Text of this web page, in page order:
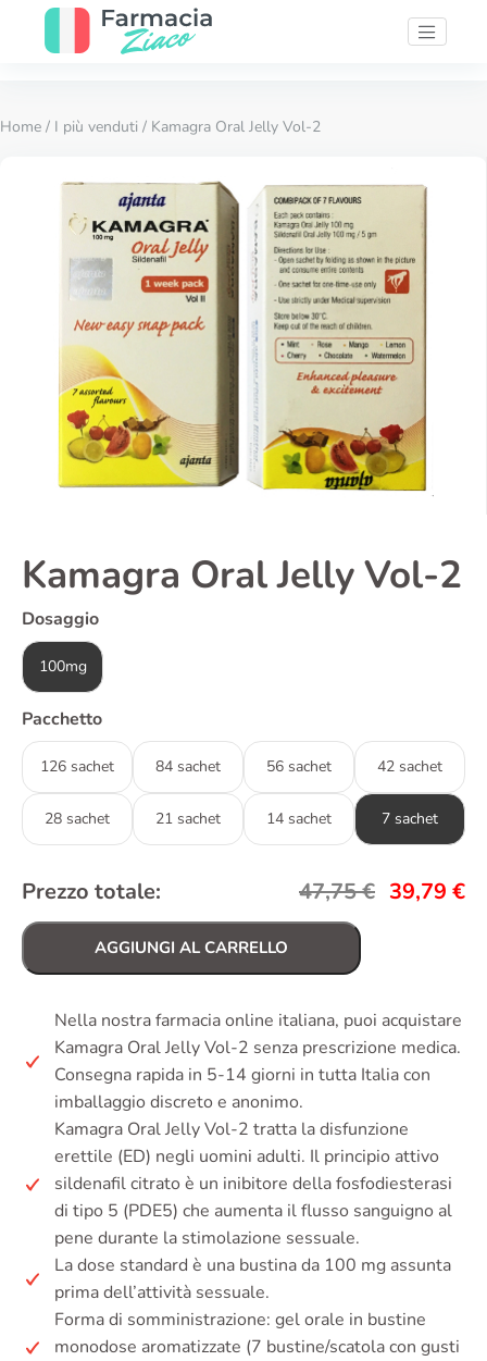
Home / I più venduti / Kamagra Oral Jelly Vol-2
Kamagra Oral Jelly Vol-2
Dosaggio
100mg
Pacchetto
126 sachet 84 sachet 56 sachet 42 sachet
28 sachet 21 sachet 14 sachet 7 sachet
Prezzo totale: 47,75€ 39,79 €
AGGIUNGI AL CARRELLO
Nella nostra farmacia online italiana, puoi acquistare
Kamagra Oral Jelly Vol-2 senza prescrizione medica.
Consegna rapida in 5-14 giorni in tutta Italia con
imballaggio discreto e anonimo.
Kamagra Oral Jelly Vol-2 tratta la disfunzione
erettile (ED) negli uomini adulti. Il principio attivo
sildenafil citrato è un inibitore della fosfodiesterasi
di tipo 5 (PDE5) che aumenta il flusso sanguigno al
pene durante la stimolazione sessuale.
La dose standard è una bustina da 100 mg assunta
prima dell’attività sessuale.
Forma di somministrazione: gel orale in bustine
monodose aromatizzate (7 bustine/scatola con gusti